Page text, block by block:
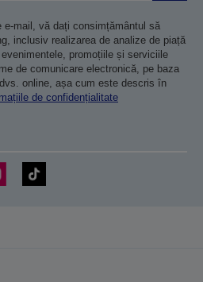
e-mail, vă dați consimțământul să
inclusiv realizarea de analize de piață
promoțiile și serviciile
de comunicare electronică, pe baza
online, așa cum este descris în
de confidențialitate